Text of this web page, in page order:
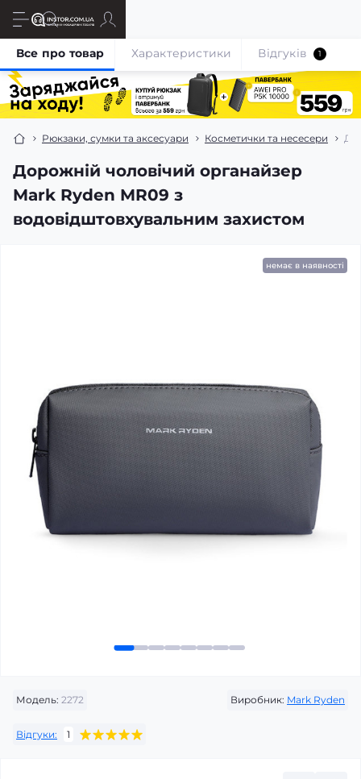
Рюкзаки, сумки та аксесуари Косметички та несесери
Дорожній чоловічий органайзер
Mark Ryden MR09 з
водовідштовхувальним захистом
Все про товар Характеристики Відгуків 1
немає в наявності
Модель: 2272 Виробник: Mark Ryden
Відгуки: 1